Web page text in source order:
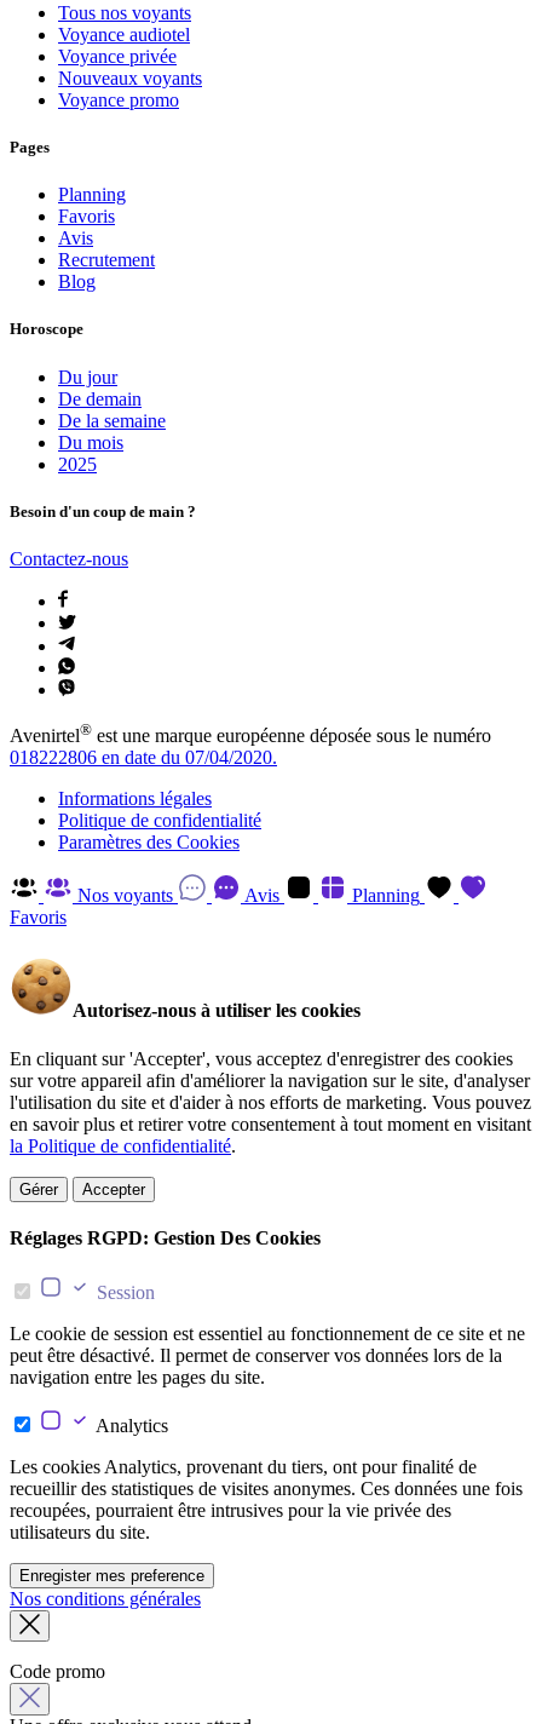
Tous nos voyants
Voyance audiotel
Voyance privée
Nouveaux voyants
Voyance promo
Pages
Planning
Favoris
Avis
Recrutement
Blog
Horoscope
Du jour
De demain
De la semaine
Du mois
2025
Besoin d'un coup de main ?
Contactez-nous
Avenirtel® est une marque européenne déposée sous le numéro
018222806 en date du 07/04/2020.
Informations légales
Politique de confidentialité
Paramètres des Cookies
Nos voyants Avis
Planning
Favoris
Autorisez-nous à utiliser les cookies
En cliquant sur 'Accepter', vous acceptez d'enregistrer des cookies
sur votre appareil afin d'améliorer la navigation sur le site, d'analyser
l'utilisation du site et d'aider à nos efforts de marketing. Vous pouvez
en savoir plus et retirer votre consentement à tout moment en visitant
la Politique de confidentialité.
Gérer Accepter
Réglages RGPD: Gestion Des Cookies
Session
Le cookie de session est essentiel au fonctionnement de ce site et ne
peut être désactivé. Il permet de conserver vos données lors de la
navigation entre les pages du site.
Analytics
Les cookies Analytics, provenant du tiers, ont pour finalité de
recueillir des statistiques de visites anonymes. Ces données une fois
recoupées, pourraient être intrusives pour la vie privée des
utilisateurs du site.
Enregister mes preference
Nos conditions générales
Code promo